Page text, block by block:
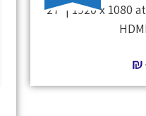
27' | 1920 x 1080
₪